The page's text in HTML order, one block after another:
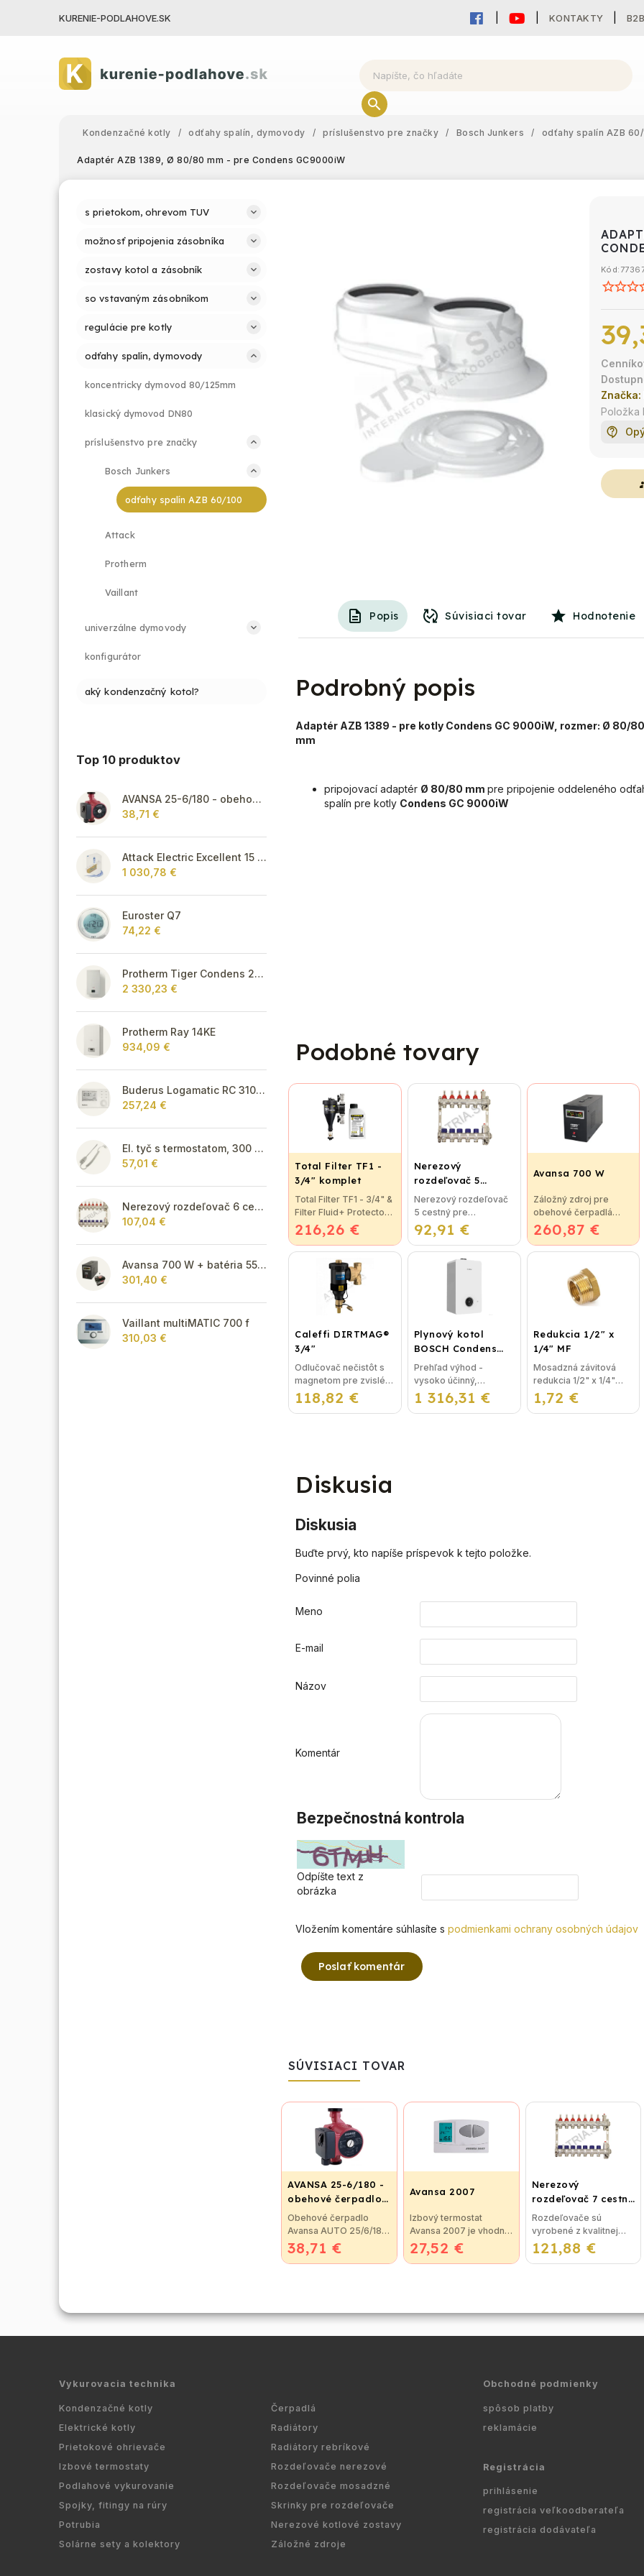
KURENIE-PODLAHOVE.SK KONTAKTY B2B
Kondenzačné kotly / odťahy spalín, dymovody / príslušenstvo pre značky / Bosch Junkers / odťahy spalín AZB 60/
Adaptér AZB 1389, Ø 80/80 mm - pre Condens GC9000iW
s prietokom, ohrevom TUV
možnosť pripojenia zásobníka
zostavy kotol a zásobník
so vstavaným zásobníkom
regulácie pre kotly
odťahy spalín, dymovody
koncentricky dymovod 80/125mm
klasický dymovod DN80
príslušenstvo pre značky
Bosch Junkers
odťahy spalín AZB 60/100
Attack
Protherm
Vaillant
univerzálne dymovody
konfigurátor
aký kondenzačný kotol?
Top 10 produktov
AVANSA 25-6/180 - obehové čerpadlo, pripojovací závit 6/4"
38,71 €
Attack Electric Excellent 15 kW
1 030,78 €
Euroster Q7
74,22 €
Protherm Tiger Condens 20/26 KKZ 42
2 330,23 €
Protherm Ray 14KE
934,09 €
Buderus Logamatic RC 310 s FA snímačom,biely
257,24 €
El. tyč s termostatom, 300 W - biela
57,01 €
Nerezový rozdeľovač 6 cestný pre podlahové vykurovanie
107,04 €
Avansa 700 W + batéria 55Ah
301,40 €
Vaillant multiMATIC 700 f
310,03 €
Kód:
Značka:
Položka
Popis Súvisiaci tovar Hodnotenie
Podrobný popis
Adaptér AZB 1389 - pre kotly Condens GC 9000iW, rozmer: Ø 80/80
mm
pripojovací adaptér Ø 80/80 mm pre pripojenie oddeleného
spalín pre kotly Condens GC 9000iW
Podobné tovary
Total Filter TF1 -
3/4" komplet
216,26 €
Total Filter TF1 - 3/4" &
Filter Fluid+ Protector
Prevratná novinka
vo filtrácií vykurovacej
vody. Total Filter je
použiteľný na všetky
rozvody...
Nerezový
rozdeľovač 5
cestný pre
podlahové
vykurovanie
92,91 €
Nerezový rozdeľovač
5 cestný pre
podlahové
vykurovanie
Rozdeľovače sú
vyrobené z kvalitnej
Avansa 700 W
260,87 €
Záložný zdroj pre
obehové čerpadlá
Avansa 700 W
Technické údaje
Maximálna kapacita:
menovitý výkon: 700W
Hlavné vstupné...
Caleffi DIRTMAG®
3/4"
118,82 €
Odlučovač nečistôt s
magnetom pre zvislé aj
vodorovné potrubie
CALEFFI DIRTMAG®
Plynový kotol
BOSCH Condens
GC2300iW 24 P -
Závesný
kondenzačný
vykurovací kotol
1 316,31 €
Prehľad výhod -
vysoko účinný,
priestorovo úsporný -
intuitivne ovládaný LCD
Redukcia 1/2" x
1/4" MF
1,72 €
Mosadzná závitová
redukcia 1/2" x 1/4"
MF je najpoužívanejší
spoj na oceľové
Diskusia
Diskusia
Buďte prvý, kto napíše príspevok k tejto položke.
Povinné polia
Meno
E-mail
Názov
Komentár
Bezpečnostná kontrola
Odpíšte text z
obrázka
Vložením komentáre súhlasíte s podmienkami ochrany osobných údajov
Poslať komentár
SÚVISIACI TOVAR
AVANSA 25-6/180 -
obehové čerpadlo,
pripojovací závit
6/4"
38,71 €
Obehové čerpadlo
Avansa AUTO 25/6/180
Obehové čerpadlo
Avansa AUTO 25/60
Avansa 2007
27,52 €
Izbový termostat
Avansa 2007 je vhodný
na reguláciu väčšiny
kotlov. Termostat je
Nerezový
rozdeľovač 7 cestný
pre podlahové
vykurovanie
121,88 €
Rozdeľovače sú
vyrobené z kvalitnej
nerezovej ocele podľa
nemeckej normy DIN EN
Vykurovacia technika
Kondenzačné kotly
Elektrické kotly
Prietokové ohrievače
Izbové termostaty
Podlahové vykurovanie
Spojky, fitingy na rúry
Potrubia
Solárne sety a kolektory
Čerpadlá
Radiátory
Radiátory rebríkové
Rozdeľovače nerezové
Rozdeľovače mosadzné
Skrinky pre rozdeľovače
Nerezové kotlové zostavy
Záložné zdroje
Obchodné podmienky
spôsob platby
reklamácie
Registrácia
prihlásenie
registrácia veľkoodberateľa
registrácia dodávateľa